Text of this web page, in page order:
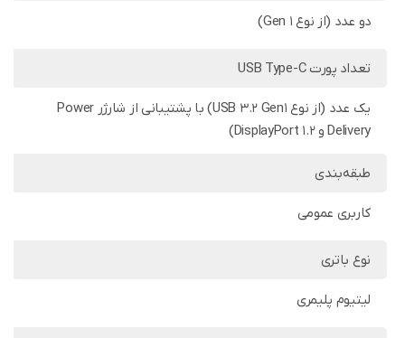
دو عدد (از نوع Gen 1)
تعداد پورت USB Type-C
یک عدد (از نوع USB 3.2 Gen1) با پشتیبانی از شارژر Power
Delivery و DisplayPort 1.2)
طبقه‌بندی
کاربری عمومی
نوع باتری
لیتیوم پلیمری